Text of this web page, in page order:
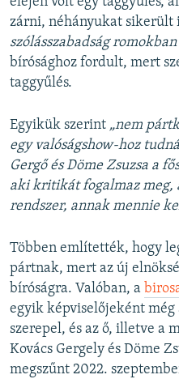
zárni, néhányukat sikerült
szólásszabadság
bírósághoz fordult, mert
taggyűlés.
Egyikük szerint „nem
egy valóságshow-hoz
Gergő és Döme Zsuzsa a
aki kritikát fogalmaz meg,
rendszer, annak mennie
Többen említették, hogy
pártnak, mert az új
bíróságra. Valóban, a
egyik képviselőjeként
szerepel, és az ő, illetve a
Kovács Gergely és Döme
megszűnt 2022.